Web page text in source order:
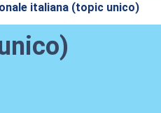
italiana (topic unico)